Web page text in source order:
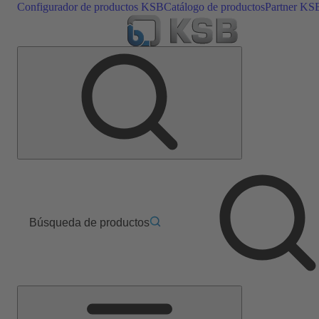
Configurador de productos KSBCatálogo de productosPartner
Búsqueda de productos